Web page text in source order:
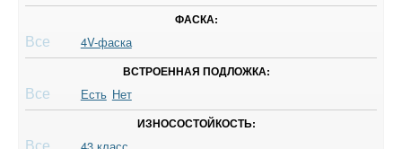
ФАСКА:
Все 4V-фаска
ВСТРОЕННАЯ ПОДЛОЖКА:
Все Есть Нет
ИЗНОСОСТОЙКОСТЬ: